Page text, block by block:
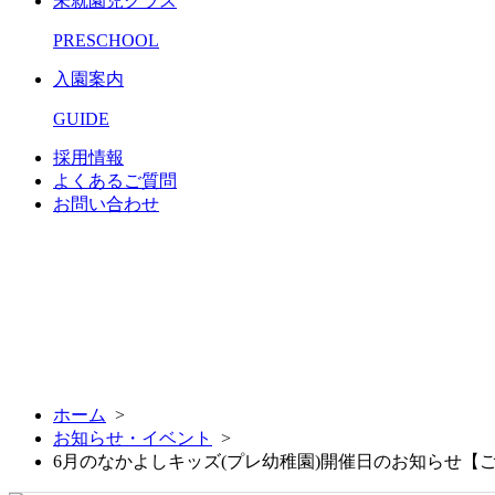
PRESCHOOL
入園案内
GUIDE
採用情報
よくあるご質問
お問い合わせ
ホーム >
お知らせ・イベント
>
6月のなかよしキッズ(プレ幼稚園)開催日のお知らせ【